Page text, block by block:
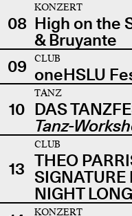
08
KONZERT
High on the
& Bruyante
09
CLUB
oneHSLU
10
TANZ
DAS
Tanz-
13
CLUB
THEO
SIGNATURE
NIGHT LONG
KONZERT